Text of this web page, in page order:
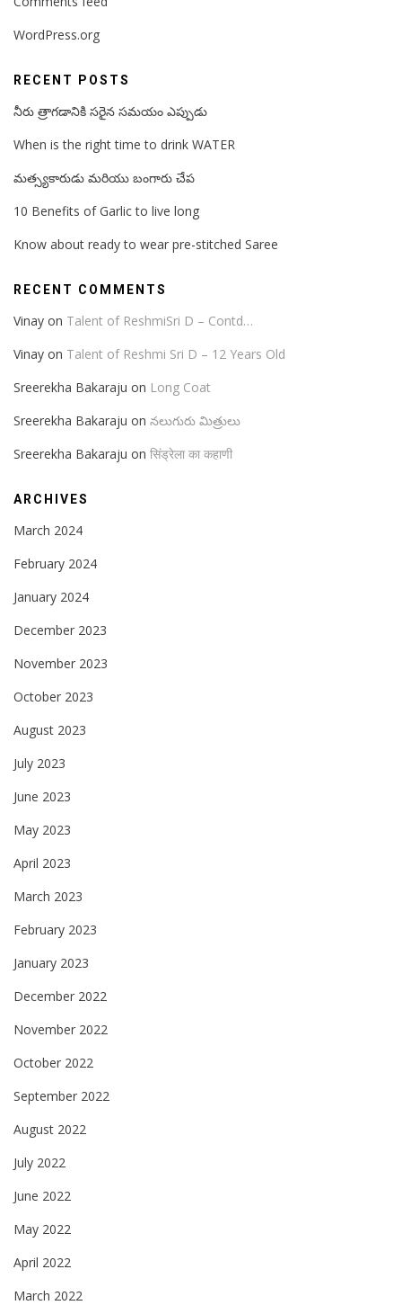
WordPress.org
RECENT POSTS
నీరు త్రాగడానికి సరైన సమయం ఎప్పుడు
When is the right time to drink WATER
మత్స్యకారుడు మరియు బంగారు చేప
10 Benefits of Garlic to live long
Know about ready to wear pre-stitched Saree
RECENT COMMENTS
Vinay on Talent of ReshmiSri D – Contd…
Vinay on Talent of Reshmi Sri D – 12 Years Old
Sreerekha Bakaraju on Long Coat
Sreerekha Bakaraju on నలుగురు మిత్రులు
Sreerekha Bakaraju on सिंड्रेला का कहाणी
ARCHIVES
March 2024
February 2024
January 2024
December 2023
November 2023
October 2023
August 2023
July 2023
June 2023
May 2023
April 2023
March 2023
February 2023
January 2023
December 2022
November 2022
October 2022
September 2022
August 2022
July 2022
June 2022
May 2022
April 2022
March 2022